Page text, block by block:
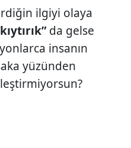
ilgiyi olaya
da gelse
insanın
yüzünden